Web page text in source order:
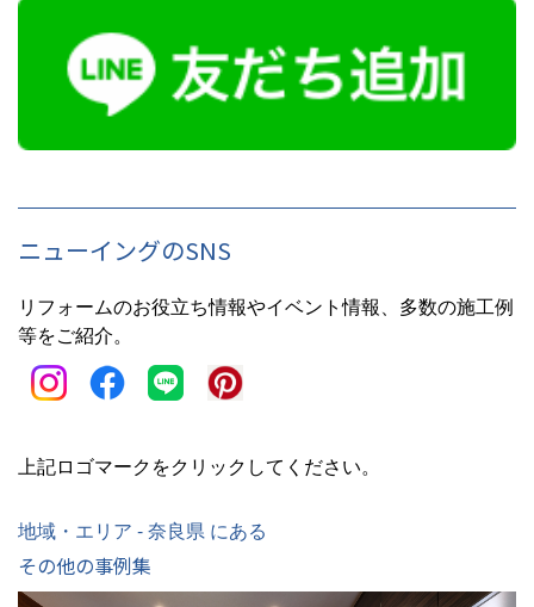
ニューイングのSNS
リフォームのお役立ち情報やイベント情報、多数の施工例
等をご紹介。
上記ロゴマークをクリックしてください。
地域・エリア - 奈良県 にある
その他の事例集